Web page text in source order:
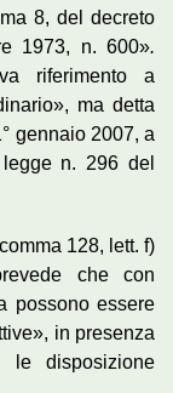
8, del decreto
1973, n. 600».
riferimento a
ma detta
gennaio 2007, a
n. 296 del
128, lett. f)
che con
possono essere
in presenza
le disposizione